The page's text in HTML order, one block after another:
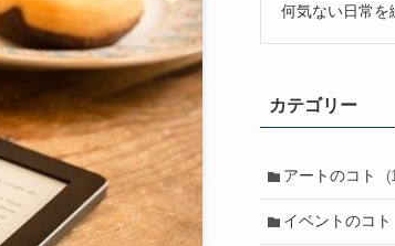
何気ない日常を
カテゴリー
アートのコト
イベントのコト